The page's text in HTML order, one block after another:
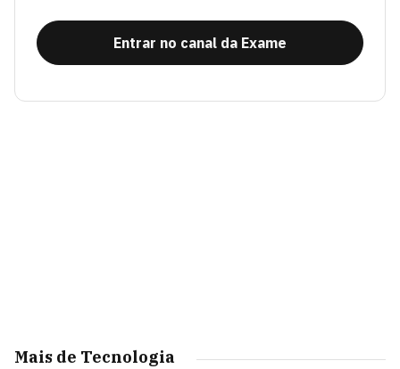
Entrar no canal da Exame
Mais de Tecnologia